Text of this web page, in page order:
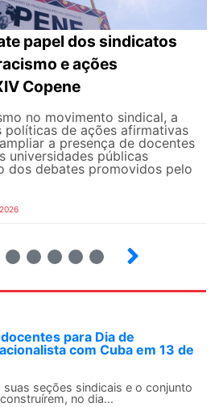
papel dos sindicatos
e ações
Copene
no movimento sindical, a
políticas de ações afirmativas
a presença de docentes
universidades públicas
dos debates promovidos pelo
para Dia de
com Cuba em 13 de
suas seções sindicais e o conjunto
no dia...